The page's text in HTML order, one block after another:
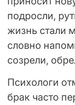
подросли,
жизнь стали
словно
созрели,
Психологи
брак часто